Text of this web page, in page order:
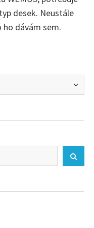
desek. Neustále
dávám sem.